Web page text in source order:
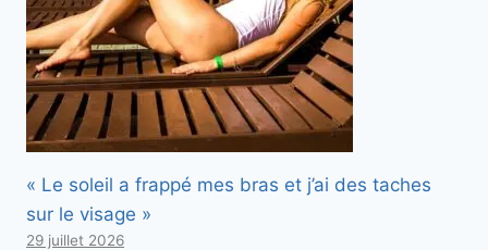
« Le soleil a frappé mes bras et j’ai des taches
sur le visage »
29 juillet 2026